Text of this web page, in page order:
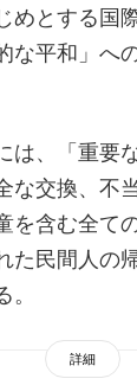
めとする国
な平和」へ
は、「重要
な交換、不
を含む全て
た民間人の
。
詳細